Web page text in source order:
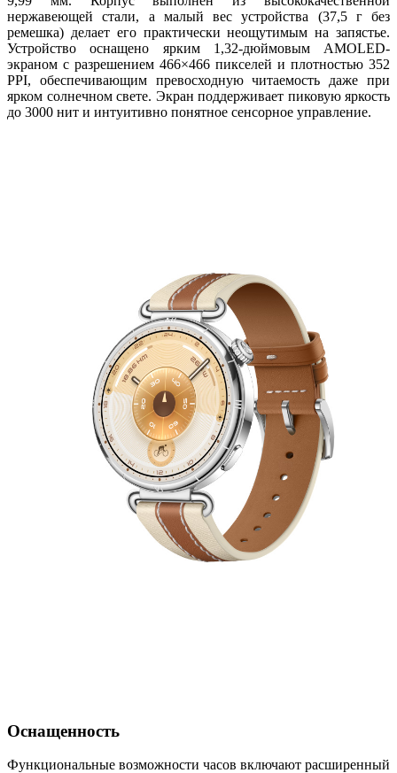
нержавеющей стали, а малый вес устройства (37,5 г без
ремешка) делает его практически неощутимым на запястье.
Устройство оснащено ярким 1,32-дюймовым AMOLED-
экраном с разрешением 466×466 пикселей и плотностью 352
PPI, обеспечивающим превосходную читаемость даже при
ярком солнечном свете. Экран поддерживает пиковую яркость
до 3000 нит и интуитивно понятное сенсорное управление.
Оснащенность
Функциональные возможности часов включают расширенный